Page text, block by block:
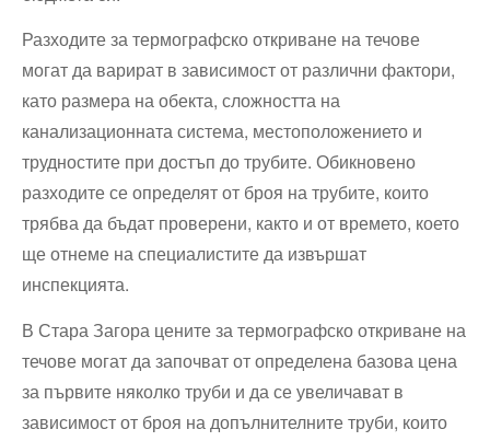
Разходите за термографско откриване на течове
могат да варират в зависимост от различни фактори,
като размера на обекта, сложността на
канализационната система, местоположението и
трудностите при достъп до трубите. Обикновено
разходите се определят от броя на трубите, които
трябва да бъдат проверени, както и от времето, което
ще отнеме на специалистите да извършат
инспекцията.
В Стара Загора цените за термографско откриване на
течове могат да започват от определена базова цена
за първите няколко труби и да се увеличават в
зависимост от броя на допълнителните труби, които